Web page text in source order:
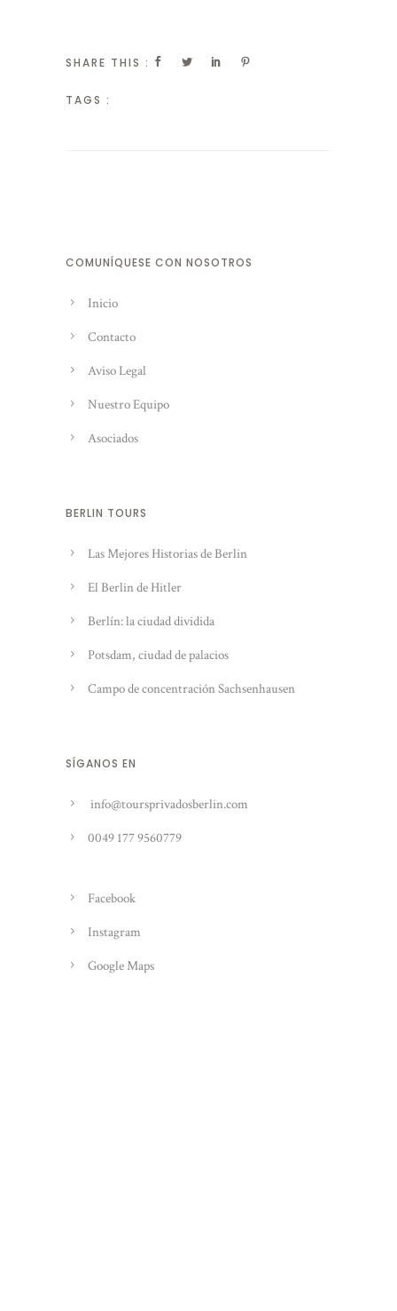
SHARE THIS :
TAGS :
COMUNÍQUESE CON NOSOTROS
Inicio
Contacto
Aviso Legal
Nuestro Equipo
Asociados
BERLIN TOURS
Las Mejores Historias de Berlin
El Berlin de Hitler
Berlín: la ciudad dividida
Potsdam, ciudad de palacios
Campo de concentración Sachsenhausen
SÍGANOS EN
info@toursprivadosberlin.com
0049 177 9560779
Facebook
Instagram
Google Maps